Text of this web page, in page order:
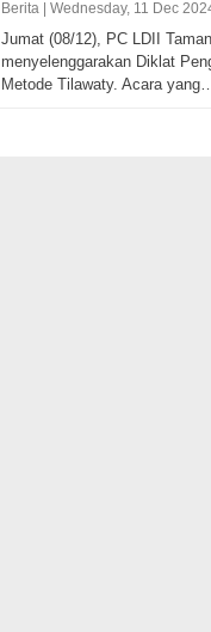
Berita | Wednesday, 11 Dec
Jumat (08/12), PC LDII
menyelenggarakan Diklat
Metode Tilawaty. Acara yang…